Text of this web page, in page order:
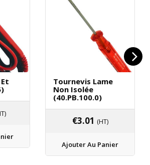
Tournevis Lame
Non Isolée
(40.PB.100.0)
€3.01 (HT)
Ajouter Au Panier